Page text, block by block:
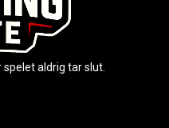
aldrig tar slut.